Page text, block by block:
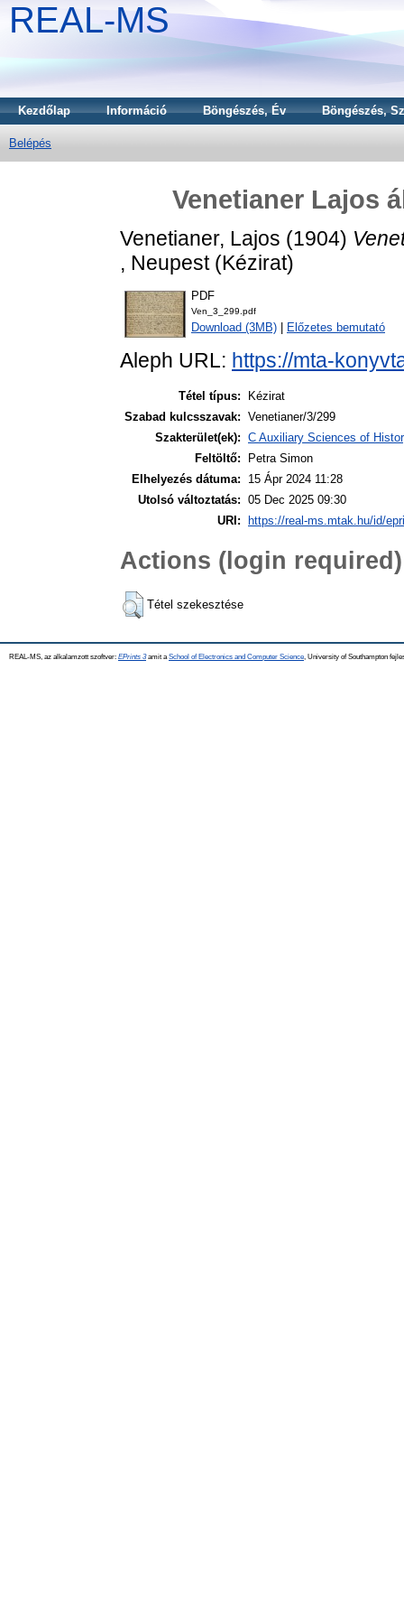
REAL-MS
Kezdőlap Információ Böngészés, Év Böngészés,
Belépés
Venetianer Lajos
Venetianer, Lajos (1904)
, Neupest (Kézirat)
PDF
Ven_3_299.pdf
Download (3MB) Előzetes bemutató
Aleph URL: https://mta-
Tétel típus:
Kézirat
Szabad kulcsszavak: Venetianer/3/299
Szakterület(ek): C Auxiliary Sciences of
Feltöltő:
Petra Simon
Elhelyezés dátuma:
15 Ápr 2024 11:28
Utolsó változtatás: 05 Dec 2025 09:30
URI:
https://real-ms.mtak.hu/id/
Actions (login required)
Tétel szekesztése
REAL-MS, az alkalamzott szoftver: EPrints 3amit a School of Electronics and Computer Science , University of Southampton